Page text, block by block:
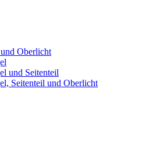
Oberlicht
und Seitenteil
Seitenteil und Oberlicht